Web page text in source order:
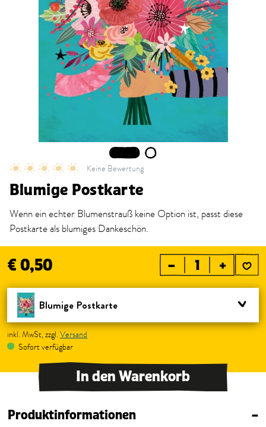
2
Keine Bewertung
Blumige Postkarte
Wenn ein echter Blumenstrauß keine Option ist, passt diese
Postkarte als blumiges Dankeschön.
€ 0,50 – +
Blumige Postkarte
inkl. MwSt, zzgl. Versand
Sofort verfügbar
In den Warenkorb
Produktinformationen –